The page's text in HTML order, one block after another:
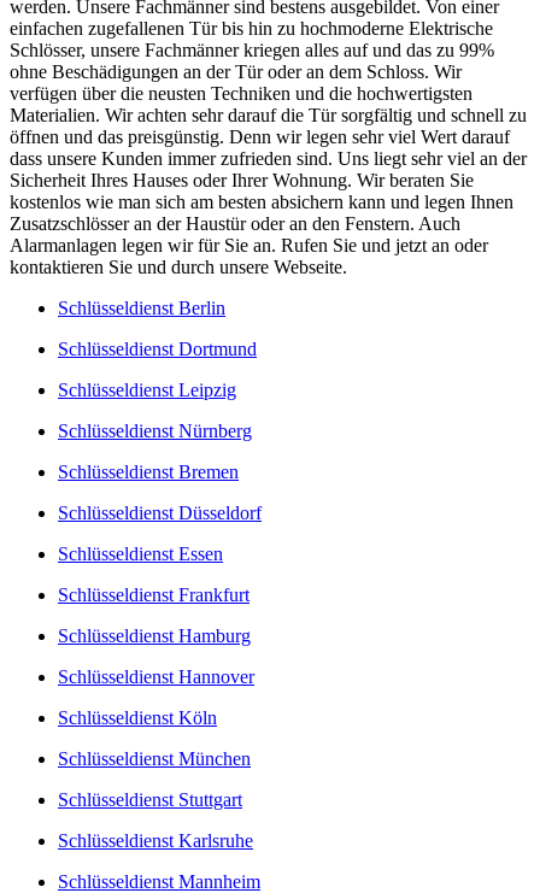
werden. Unsere Fachmänner sind bestens ausgebildet. Von einer
einfachen zugefallenen Tür bis hin zu hochmoderne Elektrische
Schlösser, unsere Fachmänner kriegen alles auf und das zu 99%
ohne Beschädigungen an der Tür oder an dem Schloss. Wir
verfügen über die neusten Techniken und die hochwertigsten
Materialien. Wir achten sehr darauf die Tür sorgfältig und schnell zu
öffnen und das preisgünstig. Denn wir legen sehr viel Wert darauf
dass unsere Kunden immer zufrieden sind. Uns liegt sehr viel an der
Sicherheit Ihres Hauses oder Ihrer Wohnung. Wir beraten Sie
kostenlos wie man sich am besten absichern kann und legen Ihnen
Zusatzschlösser an der Haustür oder an den Fenstern. Auch
Alarmanlagen legen wir für Sie an. Rufen Sie und jetzt an oder
kontaktieren Sie und durch unsere Webseite.
Schlüsseldienst Berlin
Schlüsseldienst Dortmund
Schlüsseldienst Leipzig
Schlüsseldienst Nürnberg
Schlüsseldienst Bremen
Schlüsseldienst Düsseldorf
Schlüsseldienst Essen
Schlüsseldienst Frankfurt
Schlüsseldienst Hamburg
Schlüsseldienst Hannover
Schlüsseldienst Köln
Schlüsseldienst München
Schlüsseldienst Stuttgart
Schlüsseldienst Karlsruhe
Schlüsseldienst Mannheim